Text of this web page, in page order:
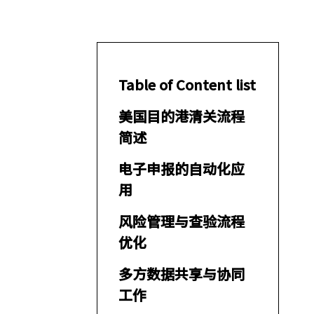
Table of Content list
美国目的港清关流程
简述
电子申报的自动化应
用
风险管理与查验流程
优化
多方数据共享与协同
工作